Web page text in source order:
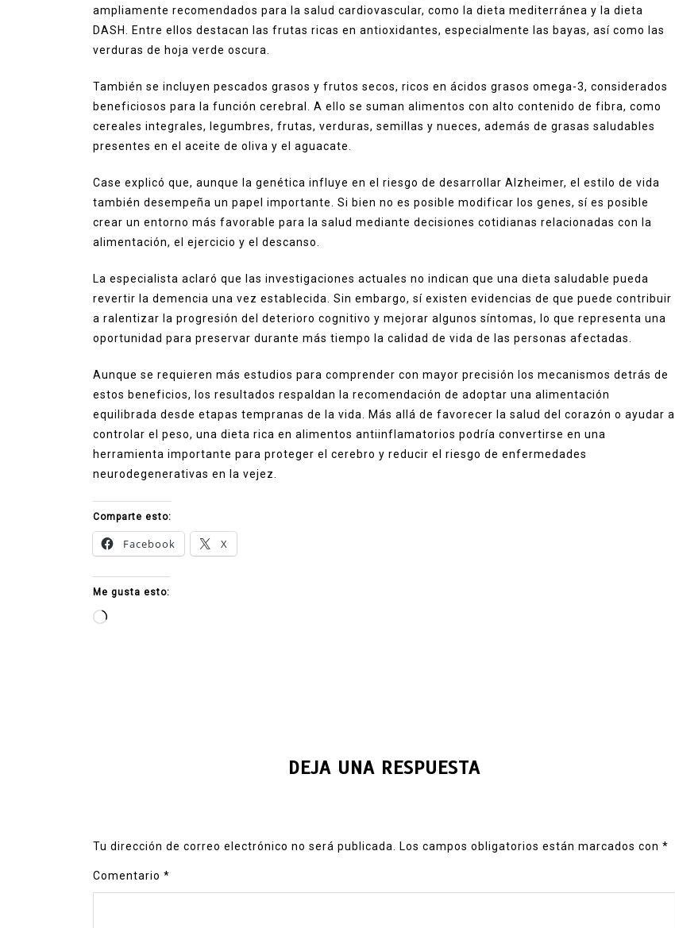
ampliamente recomendados para la salud cardiovascular, como la dieta mediterránea y la dieta
DASH. Entre ellos destacan las frutas ricas en antioxidantes, especialmente las bayas, así como las
verduras de hoja verde oscura.
También se incluyen pescados grasos y frutos secos, ricos en ácidos grasos omega-3, considerados
beneficiosos para la función cerebral. A ello se suman alimentos con alto contenido de fibra, como
cereales integrales, legumbres, frutas, verduras, semillas y nueces, además de grasas saludables
presentes en el aceite de oliva y el aguacate.
Case explicó que, aunque la genética influye en el riesgo de desarrollar Alzheimer, el estilo de vida
también desempeña un papel importante. Si bien no es posible modificar los genes, sí es posible
crear un entorno más favorable para la salud mediante decisiones cotidianas relacionadas con la
alimentación, el ejercicio y el descanso.
La especialista aclaró que las investigaciones actuales no indican que una dieta saludable pueda
revertir la demencia una vez establecida. Sin embargo, sí existen evidencias de que puede contribuir
a ralentizar la progresión del deterioro cognitivo y mejorar algunos síntomas, lo que representa una
oportunidad para preservar durante más tiempo la calidad de vida de las personas afectadas.
Aunque se requieren más estudios para comprender con mayor precisión los mecanismos detrás de
estos beneficios, los resultados respaldan la recomendación de adoptar una alimentación
equilibrada desde etapas tempranas de la vida. Más allá de favorecer la salud del corazón o ayudar a
controlar el peso, una dieta rica en alimentos antiinflamatorios podría convertirse en una
herramienta importante para proteger el cerebro y reducir el riesgo de enfermedades
neurodegenerativas en la vejez.
Comparte esto:
Facebook X
Me gusta esto:
Cargando...
DEJA UNA RESPUESTA
Tu dirección de correo electrónico no será publicada. Los campos obligatorios están marcados con *
Comentario *